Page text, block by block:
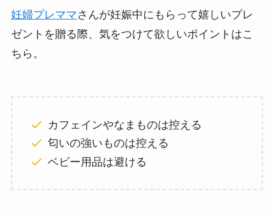
妊婦プレママさんが妊娠中にもらって嬉しいプレ
ゼントを贈る際、気をつけて欲しいポイントはこ
ちら。
カフェインやなまものは控える
匂いの強いものは控える
ベビー用品は避ける